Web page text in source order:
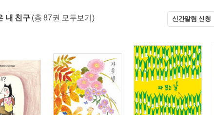
내 친구 (총 87권 모두보기) 신간알림 신청